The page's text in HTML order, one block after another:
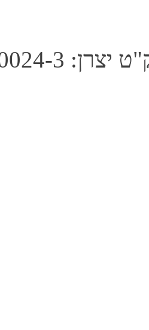
0-761345-10024-3